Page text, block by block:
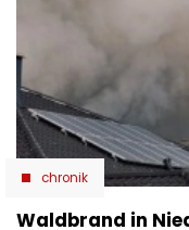
chronik
Waldbrand in